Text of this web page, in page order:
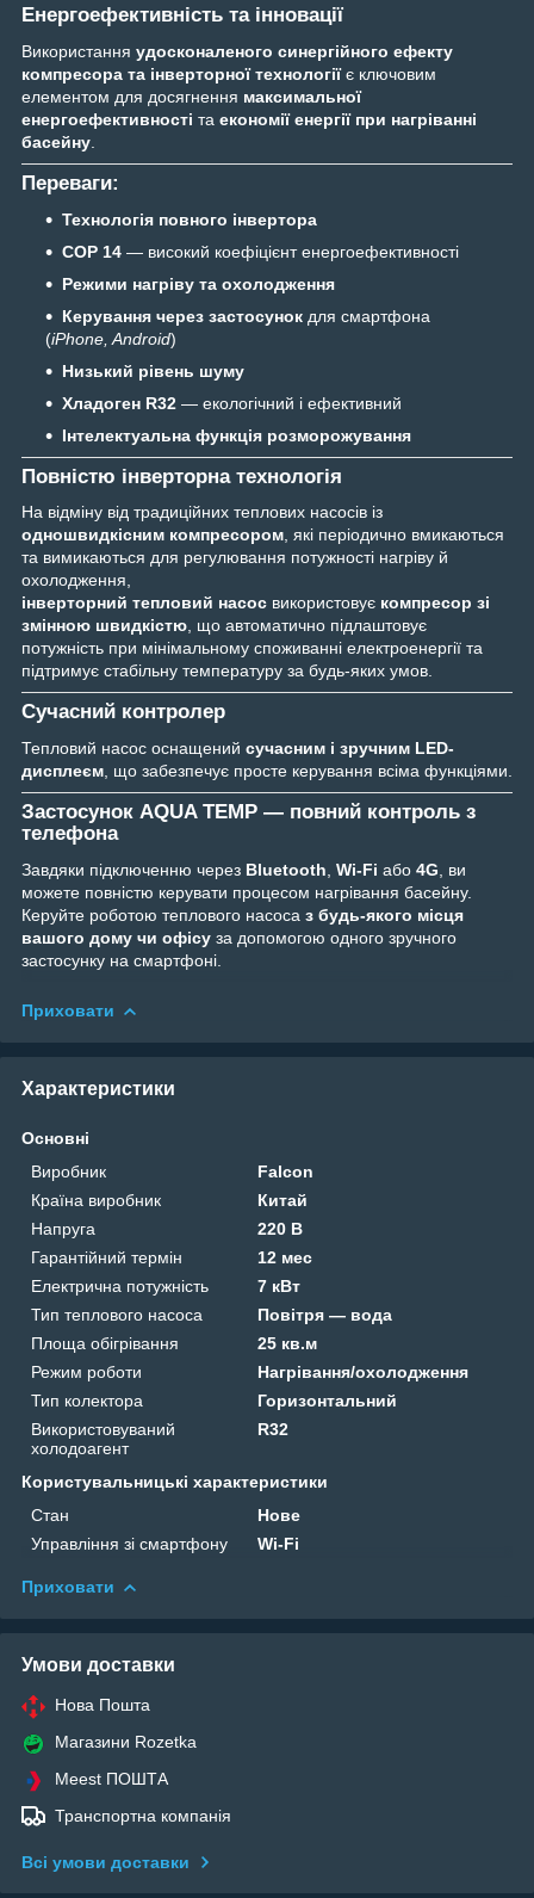
Енергоефективність та інновації
Використання удосконаленого синергійного ефекту
компресора та інверторної технологіїє ключовим
елементом для досягнення максимальної
енергоефективності та економії енергії при нагріванні
басейну
Переваги:
Технологія повного інвертора
COP 14 — високий коефіцієнт енергоефективності
Режими нагріву та охолодження
Керування через застосунок для смартфона
(iPhone, Android)
Низький рівень шуму
Хладоген R32 — екологічний і ефективний
Інтелектуальна функція розморожування
Повністю інверторна технологія
На відміну від традиційних теплових насосів із
одношвидкісним компресором, які періодично вмикаються
та вимикаються для регулювання потужності нагріву й
охолодження,
інверторний тепловий насос використовує компресор зі
змінною швидкістю, що автоматично підлаштовує
потужність при мінімальному споживанні електроенергії та
підтримує стабільну температуру за будь-яких умов.
Сучасний контролер
Тепловий насос оснащений сучасним і зручним LED-
дисплеєм , що забезпечує просте керування всіма функціями.
Застосунок AQUA TEMP — повний контроль з
телефона
Завдяки підключенню через Bluetooth Wi-Fi або 4G , ви
можете повністю керувати процесом нагрівання басейну.
Керуйте роботою теплового насоса з будь-якого місця
вашого дому чи офісу за допомогою одного зручного
застосунку на смартфоні.
Приховати
Характеристики
Основні
Виробник
Falcon
Країна виробник
Китай
Напруга
220 В
Гарантійний термін
12 мес
Електрична потужність
7 кВт
Тип теплового насоса
Повітря — вода
Площа обігрівання
25 кв.м
Режим роботи
Нагрівання/охолодження
Тип колектора
Горизонтальний
Використовуваний
холодоагент
R32
Користувальницькі характеристики
Стан
Нове
Управління зі смартфону
Wi-Fi
Приховати
Умови доставки
Нова Пошта
Магазини Rozetka
Meest ПОШТА
Транспортна компанія
Всі умови доставки